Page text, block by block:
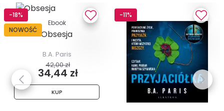
-18%
NOWOŚĆ
Ebook
Obsesja
B.A. Paris
42,00 zł
34,44 zł
KUP
-11%